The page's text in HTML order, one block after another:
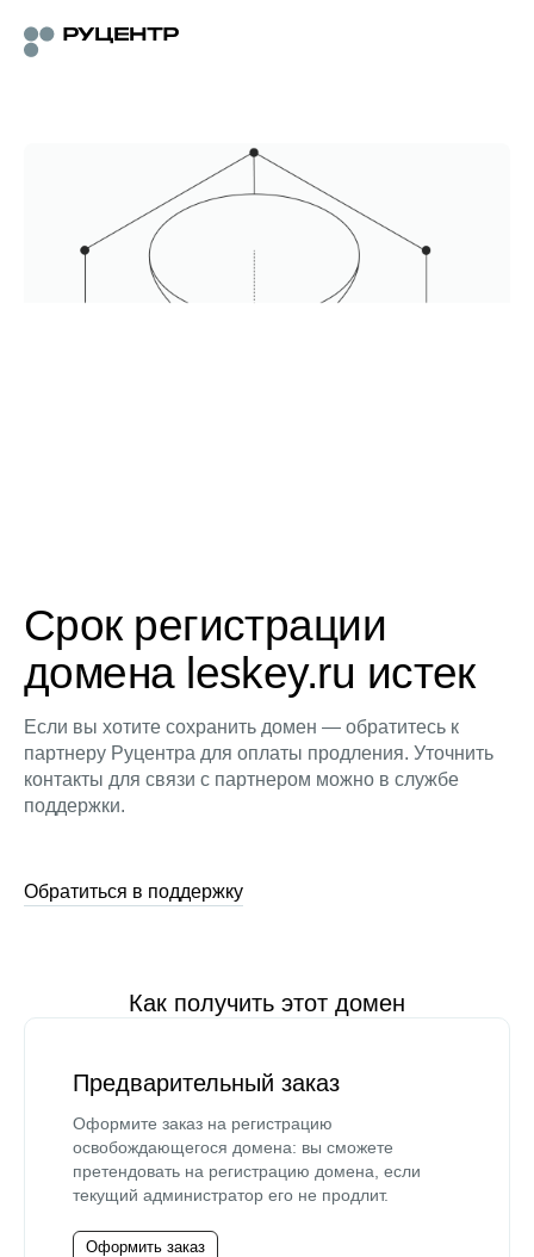
Срок регистрации
домена leskey.ru истек
Если вы хотите сохранить домен — обратитесь к
партнеру Руцентра для оплаты продления. Уточнить
контакты для связи с партнером можно в службе
поддержки.
Обратиться в поддержку
Как получить этот домен
Предварительный заказ
Оформите заказ на регистрацию
освобождающегося домена: вы сможете
претендовать на регистрацию домена, если
текущий администратор его не продлит.
Оформить заказ